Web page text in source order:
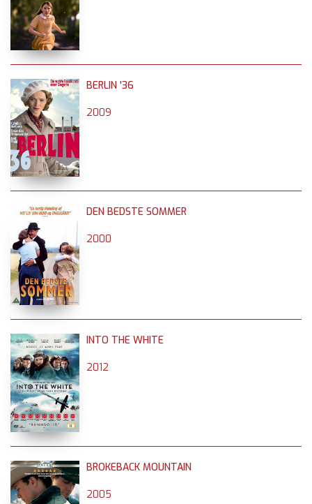
BERLIN '36
2009
DEN BEDSTE SOMMER
2000
INTO THE WHITE
2012
BROKEBACK MOUNTAIN
2005